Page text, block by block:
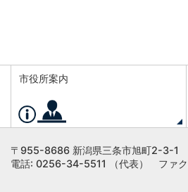
市役所案内
〒955-8686 新潟県三条市旭町2-3-1
電話: 0256-34-5511 （代表） ファ